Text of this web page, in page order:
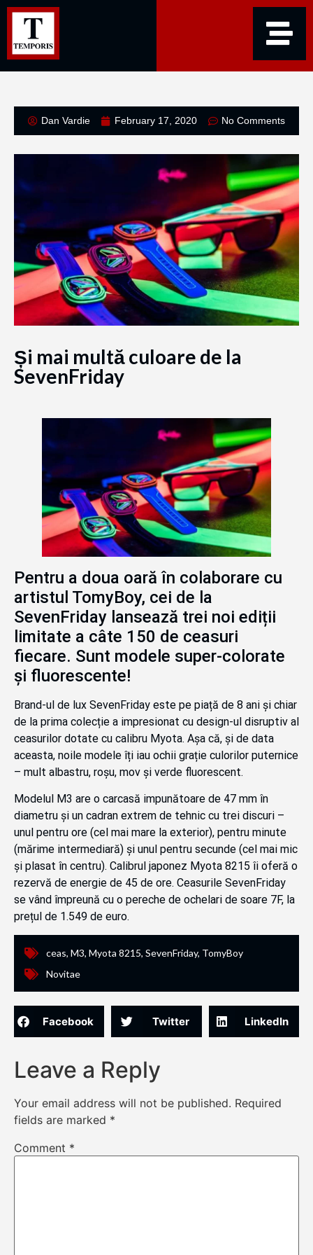
Dan Vardie February 17, 2020 No Comments
Și mai multă culoare de la
SevenFriday
Pentru a doua oară în colaborare cu
artistul TomyBoy, cei de la
SevenFriday lansează trei noi ediții
limitate a câte 150 de ceasuri
fiecare. Sunt modele super-colorate
și fluorescente!
Brand-ul de lux SevenFriday este pe piață de 8 ani și chiar
de la prima colecție a impresionat cu design-ul disruptiv al
ceasurilor dotate cu calibru Myota. Așa că, și de data
aceasta, noile modele îți iau ochii grație culorilor puternice
– mult albastru, roșu, mov și verde fluorescent.
Modelul M3 are o carcasă impunătoare de 47 mm în
diametru și un cadran extrem de tehnic cu trei discuri –
unul pentru ore (cel mai mare la exterior), pentru minute
(mărime intermediară) și unul pentru secunde (cel mai mic
și plasat în centru). Calibrul japonez Myota 8215 îi oferă o
rezervă de energie de 45 de ore. Ceasurile SevenFriday
se vând împreună cu o pereche de ochelari de soare 7F, la
prețul de 1.549 de euro.
ceas, M3, Myota 8215, SevenFriday, TomyBoy
Novitae
Facebook Twitter LinkedIn
Leave a Reply
Your email address will not be published. Required
fields are marked *
Comment *